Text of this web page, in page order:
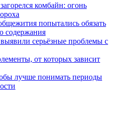
комбайн: огонь
попытались обязать
содержания
серьёзные проблемы с
от которых зависит
лучше понимать периоды